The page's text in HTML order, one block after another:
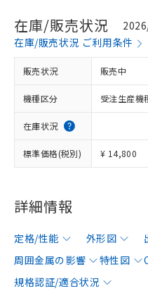
在庫/販売状況
在庫/販売状況 ご利用条件
販売状況 販売中
機種区分 受注生産機
在庫状況
標準価格(税別) ¥ 14,800
詳細情報
定格/性能 外形図
周囲金属の影響
特性図
規格認証/適合状況